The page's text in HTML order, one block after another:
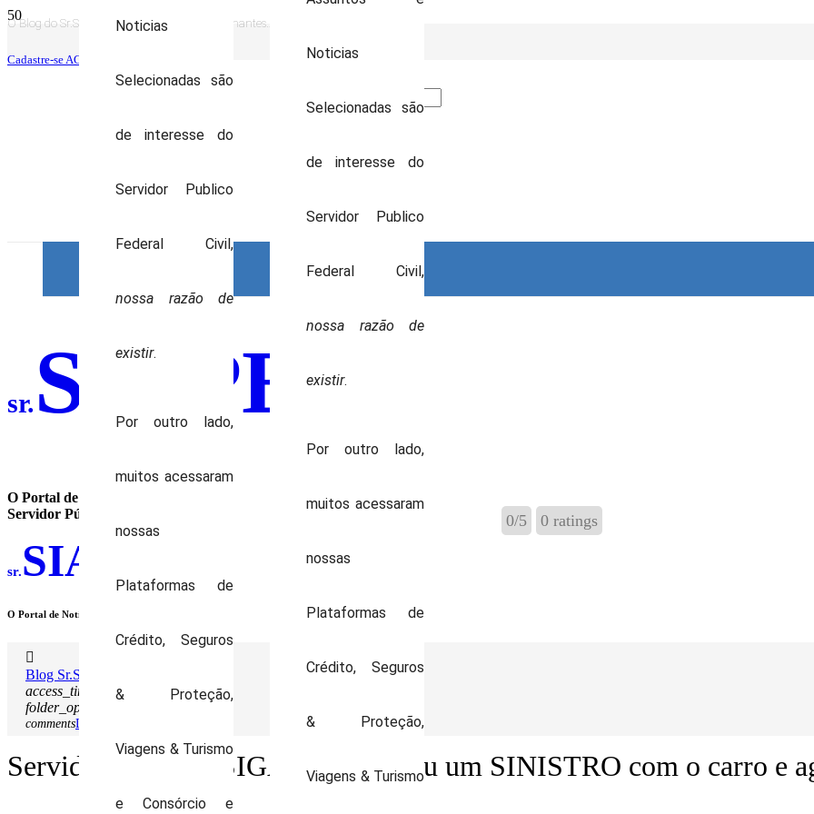
O Blog do Sr.SIAPE tem mais de 700 mil assinantes…
Cadastre-se AGORA você também!
Noticias
Selecionadas são
de interesse do
Servidor Publico
Federal Civil,
nossa razão de
existir.
Por outro lado,
muitos acessaram
nossas
Plataformas de
Crédito, Seguros
& Proteção,
Viagens & Turismo
e Consórcio e
Noticias
Selecionadas são
de interesse do
Servidor Publico
Federal Civil,
nossa razão de
existir.
Por outro lado,
muitos acessaram
nossas
Plataformas de
Crédito, Seguros
& Proteção,
Viagens & Turismo
sr.SIAPE
O Portal de Notícias do
Servidor Público Federal
sr.SIAPE
O Portal de Notícias do Servidor Federal
0/5 0 ratings
Blog Sr.Siape
access_time
25 de janeiro de 2019
folder_open
commentsDeixe seu comentário
Servidor SIAPE / SIGAC: aconteceu um SINISTRO com o carro e